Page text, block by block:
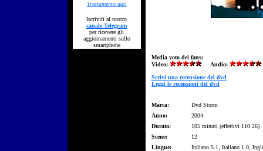
Trattamento dati
Iscriviti al nostro
canale Telegram
per ricevere gli
aggiornamenti sullo
smartphone
Media voto dei fans:
Video:
Audio:
Scrivi una recensione del dvd
Leggi le recensioni del dvd
Marca:
Dvd Storm
Anno:
2004
Durata:
105 minuti (effettivi 110:26)
Scene:
12
Lingue:
Italiano 5.1, Italiano 1.0,